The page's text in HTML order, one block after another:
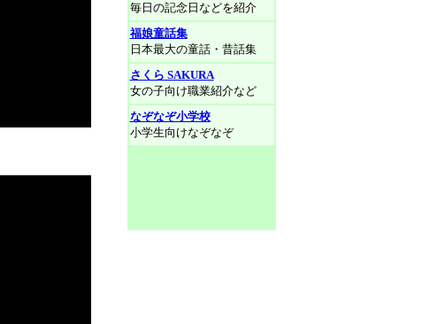
毎日の記念日などを紹介
福娘童話集
日本最大の童話・昔話集
さくら SAKURA
女の子向け職業紹介など
なぞなぞ小学校
小学生向けなぞなぞ